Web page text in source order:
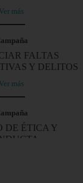
Ver más
FALTAS
Y DELITOS
Ver más
DE ÉTICA Y